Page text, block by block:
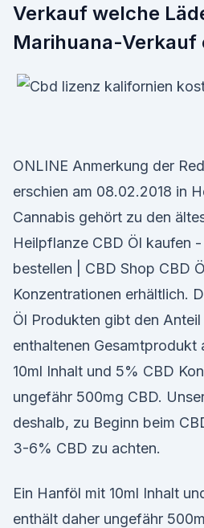
Verkauf welche
Marihuana-Verkauf
ONLINE Anmerkung der
erschien am 08.02.2018 in
Cannabis gehört zu den
Heilpflanze CBD Öl kaufen
bestellen | CBD Shop CBD
Konzentrationen erhältlich.
Öl Produkten gibt den
enthaltenen Gesamtprodukt
10ml Inhalt und 5% CBD
ungefähr 500mg CBD.
deshalb, zu Beginn beim
3-6% CBD zu achten.
Ein Hanföl mit 10ml Inhalt
enthält daher ungefähr